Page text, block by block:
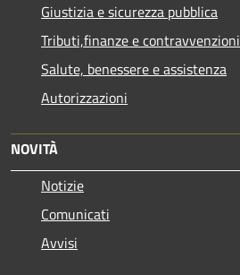
Giustizia e sicurezza pubblica
Tributi,finanze e contravvenzioni
Salute, benessere e assistenza
Autorizzazioni
NOVITÀ
Notizie
Comunicati
Avvisi